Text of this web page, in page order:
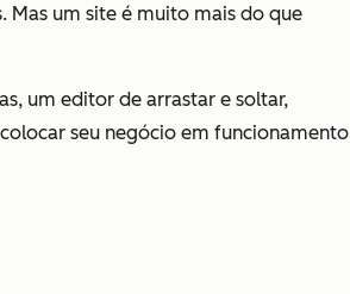
Mas um site é muito mais do que
um editor de arrastar e soltar,
seu negócio em funcionamento